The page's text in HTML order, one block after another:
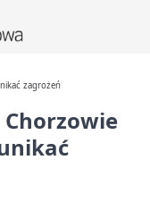
zagrożeń